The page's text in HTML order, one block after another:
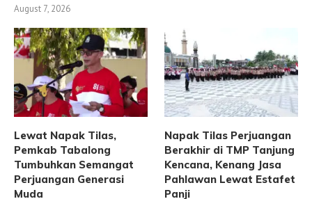
August 7, 2026
Lewat Napak Tilas,
Pemkab Tabalong
Tumbuhkan Semangat
Perjuangan Generasi
Muda
Napak Tilas Perjuangan
Berakhir di TMP Tanjung
Kencana, Kenang Jasa
Pahlawan Lewat Estafet
Panji